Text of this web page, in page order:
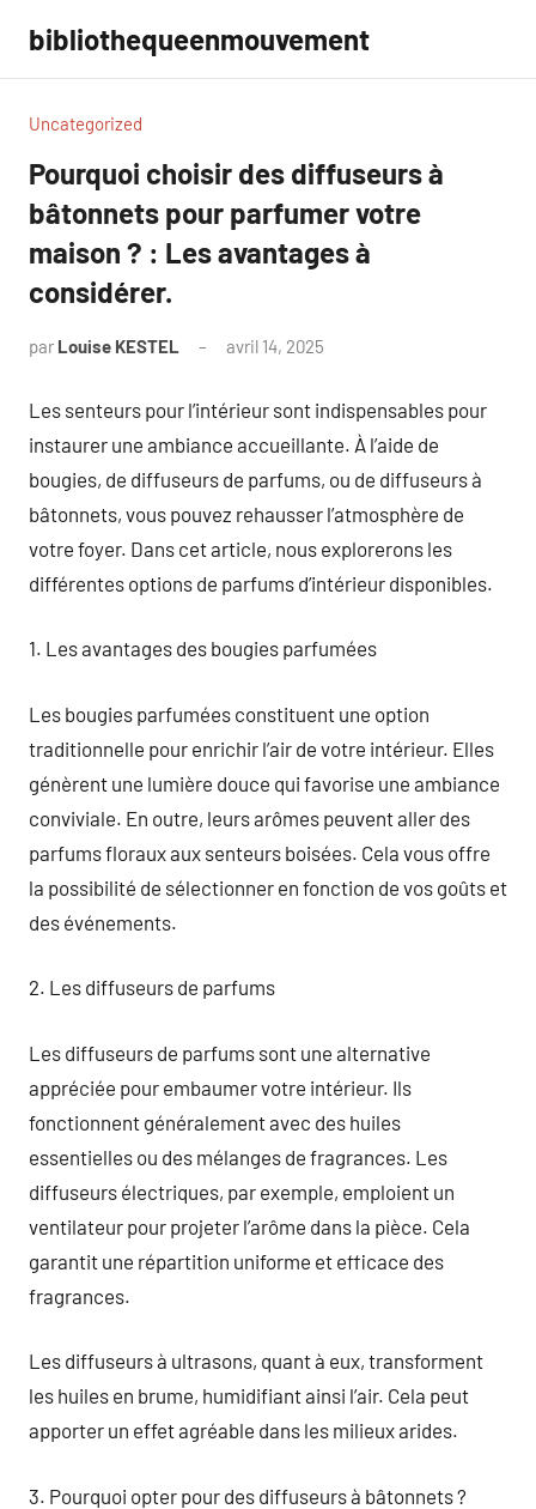
contenu
bibliothequeenmouvement
Uncategorized
Pourquoi choisir des diffuseurs à
bâtonnets pour parfumer votre
maison ? : Les avantages à
considérer.
par Louise KESTEL avril 14, 2025
Les senteurs pour l’intérieur sont indispensables pour
instaurer une ambiance accueillante. À l’aide de
bougies, de diffuseurs de parfums, ou de diffuseurs à
bâtonnets, vous pouvez rehausser l’atmosphère de
votre foyer. Dans cet article, nous explorerons les
différentes options de parfums d’intérieur disponibles.
1. Les avantages des bougies parfumées
Les bougies parfumées constituent une option
traditionnelle pour enrichir l’air de votre intérieur. Elles
génèrent une lumière douce qui favorise une ambiance
conviviale. En outre, leurs arômes peuvent aller des
parfums floraux aux senteurs boisées. Cela vous offre
la possibilité de sélectionner en fonction de vos goûts et
des événements.
2. Les diffuseurs de parfums
Les diffuseurs de parfums sont une alternative
appréciée pour embaumer votre intérieur. Ils
fonctionnent généralement avec des huiles
essentielles ou des mélanges de fragrances. Les
diffuseurs électriques, par exemple, emploient un
ventilateur pour projeter l’arôme dans la pièce. Cela
garantit une répartition uniforme et efficace des
fragrances.
Les diffuseurs à ultrasons, quant à eux, transforment
les huiles en brume, humidifiant ainsi l’air. Cela peut
apporter un effet agréable dans les milieux arides.
3. Pourquoi opter pour des diffuseurs à bâtonnets ?